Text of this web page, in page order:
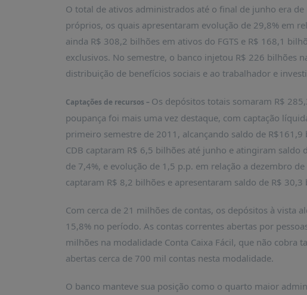
PUBLICAÇÕES
NOTÍCIAS
O total de ativos administrados até o final de junho era
próprios, os quais apresentaram evolução de 29,8% em
ainda R$ 308,2 bilhões em ativos do FGTS e R$ 168,1
exclusivos. No semestre, o banco injetou R$ 226 bilhões
distribuição de benefícios sociais e ao trabalhador e
Captações de recursos – Os depósitos totais somaram R$
poupança foi mais uma vez destaque, com captação
primeiro semestre de 2011, alcançando saldo de
CDB captaram R$ 6,5 bilhões até junho e atingiram
de 7,4%, e evolução de 1,5 p.p. em relação a dezembro
captaram R$ 8,2 bilhões e apresentaram saldo de R$
Com cerca de 21 milhões de contas, os depósitos à vista
15,8% no período. As contas correntes abertas por
milhões na modalidade Conta Caixa Fácil, que não cobra
abertas cerca de 700 mil contas nesta modalidade.
O banco manteve sua posição como o quarto maior